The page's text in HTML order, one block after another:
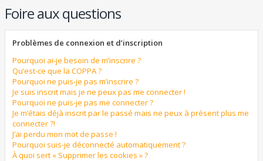
Foire aux questions
Problèmes de connexion et d’inscription
Pourquoi ai-je besoin de m’inscrire ?
Qu’est-ce que la COPPA ?
Pourquoi ne puis-je pas m’inscrire ?
Je suis inscrit mais je ne peux pas me connecter !
Pourquoi ne puis-je pas me connecter ?
Je m’étais déjà inscrit par le passé mais ne peux à présent plus me
connecter ?!
J’ai perdu mon mot de passe !
Pourquoi suis-je déconnecté automatiquement ?
À quoi sert « Supprimer les cookies » ?